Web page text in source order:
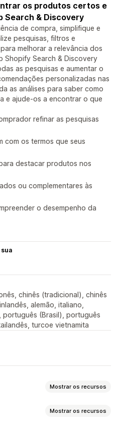
os produtos certos e
Search & Discovery
de compra, simplifique e
pesquisas, filtros e
melhorar a relevância dos
Shopify Search & Discovery
as pesquisas e aumentar o
personalizadas nas
as análises para saber como
e ajude-os a encontrar o que
refinar as pesquisas
com os termos que seus
destacar produtos nos
ou complementares às
o desempenho da
chinês (tradicional), chinês
alemão, italiano,
(Brasil), português
turcoe vietnamita
Mostrar os recursos
Mostrar os recursos